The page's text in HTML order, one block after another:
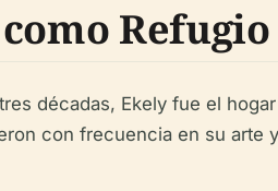
décadas, Ekely fue el
con frecuencia en su arte